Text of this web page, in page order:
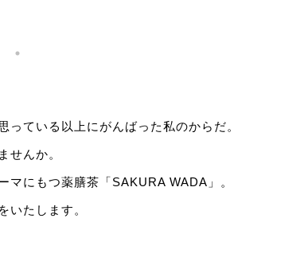
ている以上にがんばった私のからだ。
せんか。
マにもつ薬膳茶「SAKURA WADA」。
いたします。